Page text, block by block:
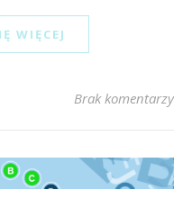
WIĘCEJ
Brak komentarzy